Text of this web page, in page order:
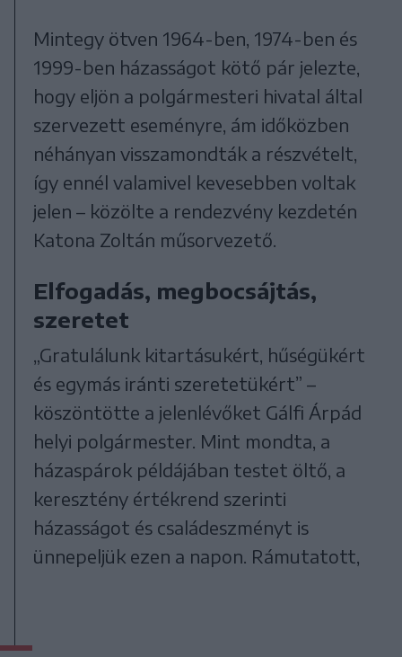
Mintegy ötven 1964-ben, 1974-ben és
1999-ben házasságot kötő pár jelezte,
hogy eljön a polgármesteri hivatal által
szervezett eseményre, ám időközben
néhányan visszamondták a részvételt,
így ennél valamivel kevesebben voltak
jelen – közölte a rendezvény kezdetén
Katona Zoltán műsorvezető.
Elfogadás, megbocsájtás,
szeretet
„Gratulálunk kitartásukért, hűségükért
és egymás iránti szeretetükért” –
köszöntötte a jelenlévőket Gálfi Árpád
helyi polgármester. Mint mondta, a
házaspárok példájában testet öltő, a
keresztény értékrend szerinti
házasságot és családeszményt is
ünnepeljük ezen a napon. Rámutatott,